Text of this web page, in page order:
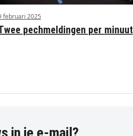
februari 2025
pechmeldingen per minuut
in je e-mail?